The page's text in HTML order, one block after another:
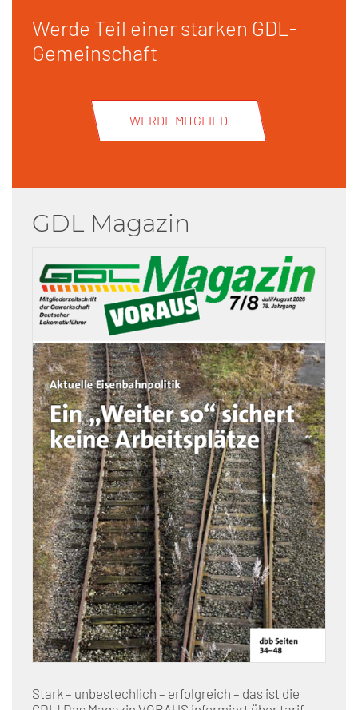
Werde Teil einer starken GDL-
Gemeinschaft
WERDE MITGLIED
GDL Magazin
Stark – unbestechlich – erfolgreich – das ist die